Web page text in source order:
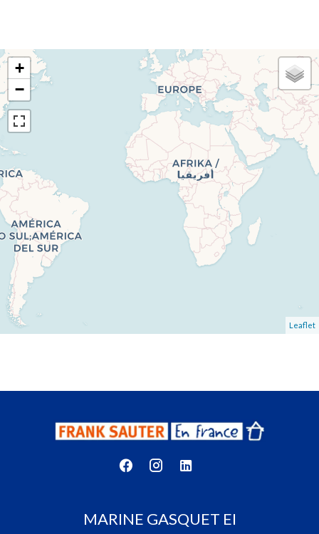
+
−
Leaflet
MARINE GASQUET EI